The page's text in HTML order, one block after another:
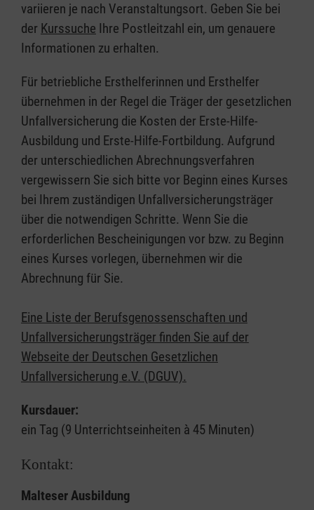
variieren je nach Veranstaltungsort. Geben Sie bei
der Kurssuche Ihre Postleitzahl ein, um genauere
Informationen zu erhalten.
Für betriebliche Ersthelferinnen und Ersthelfer
übernehmen in der Regel die Träger der gesetzlichen
Unfallversicherung die Kosten der Erste-Hilfe-
Ausbildung und Erste-Hilfe-Fortbildung. Aufgrund
der unterschiedlichen Abrechnungsverfahren
vergewissern Sie sich bitte vor Beginn eines Kurses
bei Ihrem zuständigen Unfallversicherungsträger
über die notwendigen Schritte. Wenn Sie die
erforderlichen Bescheinigungen vor bzw. zu Beginn
eines Kurses vorlegen, übernehmen wir die
Abrechnung für Sie.
Eine Liste der Berufsgenossenschaften und
Unfallversicherungsträger finden Sie auf der
Webseite der Deutschen Gesetzlichen
Unfallversicherung e.V. (DGUV).
Kursdauer:
ein Tag (9 Unterrichtseinheiten à 45 Minuten)
Kontakt:
Malteser Ausbildung